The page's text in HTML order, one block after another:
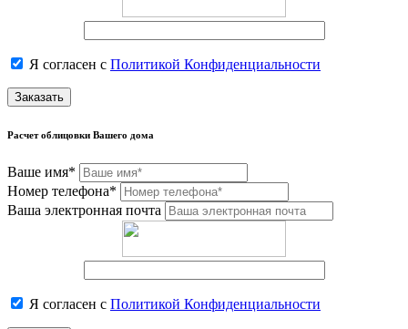
Я согласен с Политикой Конфиденциальности
Заказать
Расчет облицовки Вашего дома
Ваше имя*
Номер телефона*
Ваша электронная почта
Я согласен с Политикой Конфиденциальности